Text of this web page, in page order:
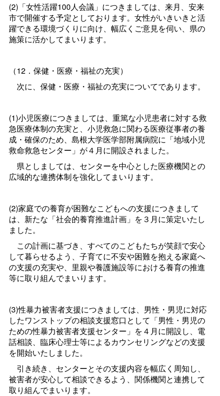
(2)「女性活躍100人会議」につきましては、来月、安来
市で開催する予定としております。女性がいきいきと活
躍できる環境づくりに向け、幅広くご意見を伺い、県の
施策に活かしてまいります。
（12．保健・医療・福祉の充実）
次に、保健・医療・福祉の充実についてであります。
(1)小児医療につきましては、重篤な小児患者に対する救
急医療体制の充実と、小児救急に関わる医療従事者の養
成・確保のため、島根大学医学部附属病院に「地域小児
救命救急センター」が４月に開設されました。
県としましては、センターを中心とした医療機関との
広域的な連携体制を強化してまいります。
(2)家庭での養育が困難なこどもへの支援につきまして
は、新たな「社会的養育推進計画」を３月に策定いたし
ました。
この計画に基づき、すべてのこどもたちが笑顔で安心
して暮らせるよう、子育てに不安や困難を抱える家庭へ
の支援の充実や、里親や養護施設等における養育の推進
等に取り組んでまいります。
(3)性暴力被害者支援につきましては、男性・男児に対応
したワンストップの相談支援窓口として「男性・男児の
ための性暴力被害者支援センター」を４月に開設し、電
話相談、臨床心理士等によるカウンセリングなどの支援
を開始いたしました。
引き続き、センターとその支援内容を幅広く周知し、
被害者が安心して相談できるよう、関係機関と連携して
取り組んでまいります。